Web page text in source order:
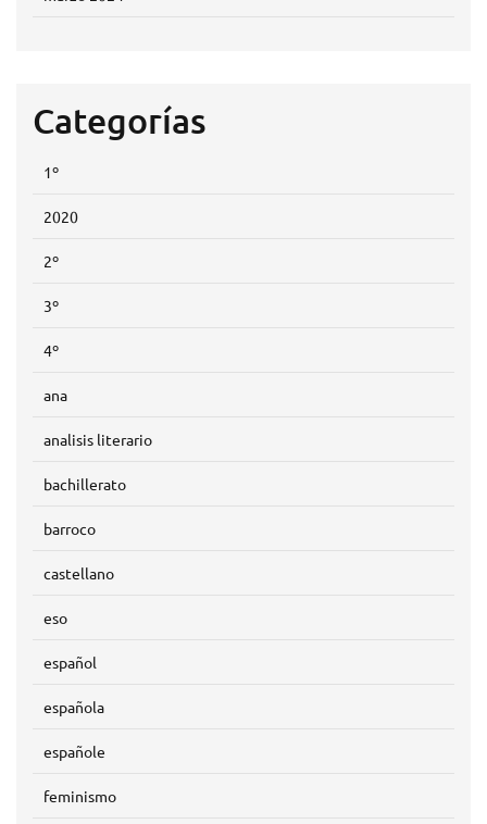
Categorías
1º
2020
2º
3º
4º
ana
analisis literario
bachillerato
barroco
castellano
eso
español
española
españole
feminismo